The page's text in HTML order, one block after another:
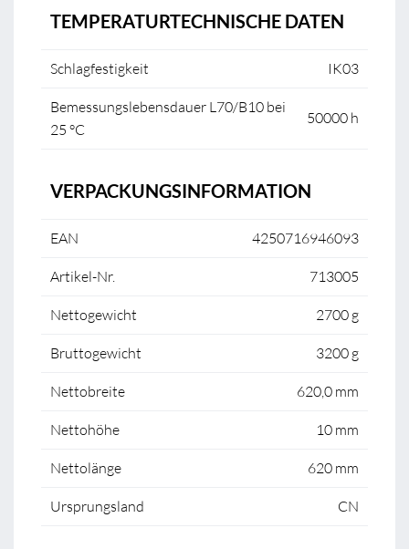
TEMPERATURTECHNISCHE DATEN
Schlagfestigkeit IK03
Bemessungslebensdauer L70/B10 bei
25 °C
50000 h
VERPACKUNGSINFORMATION
EAN 4250716946093
Artikel-Nr. 713005
Nettogewicht 2700 g
Bruttogewicht 3200 g
Nettobreite 620,0 mm
Nettohöhe 10 mm
Nettolänge 620 mm
Ursprungsland CN